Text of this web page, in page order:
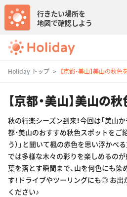
行きたい場所を
地図で確認しよう
Holiday トップ 【京都・美山】美山の秋色
【京都・美山】美山の
秋の行楽シーズン到来！今回は「美山
都・美山のおすすめ秋色スポットをご
う）」と聞いて楓の赤色を思い浮かべ
では多様な木々の彩りを楽しめるの
葉を落とす瞬間まで、山を何色にも
す！ドライブやツーリングにも◎ お
ください♪